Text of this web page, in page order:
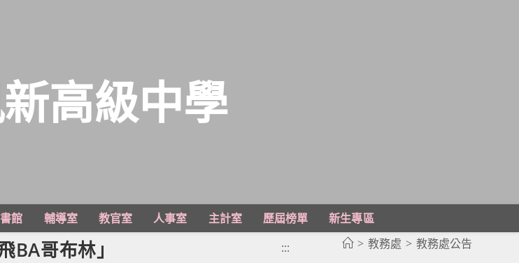
高級中學
館 輔導室 教官室 人事室 主計室 歷屆榜單
新生專區
> 教務處 > 教務處公告
BA哥布林」 :::